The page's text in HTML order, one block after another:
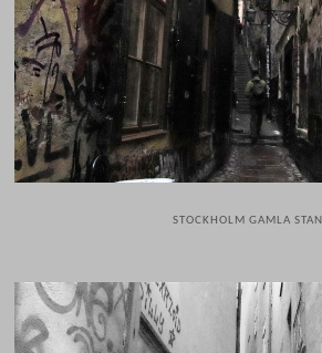
STOCKHOLM GAMLA STAN